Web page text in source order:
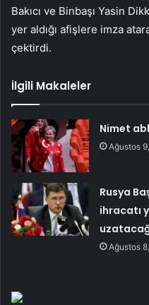
Bakıcı ve Binbaşı Yasin
yer aldığı afişlere imza
çektirdi.
İlgili Makaleler
Nimet
Ağustos
Rusya
ihracatı
Ağustos